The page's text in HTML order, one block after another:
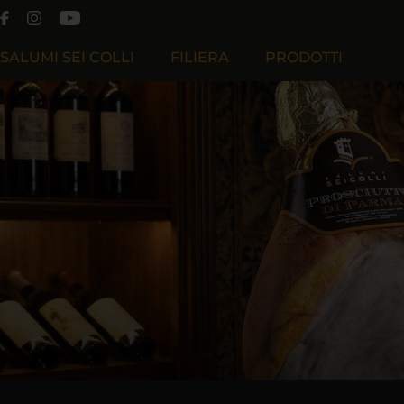
SALUMI SEI COLLI
Filosofia
FILIERA
Filiera Cooperativa Effeciesse
PRODOTTI